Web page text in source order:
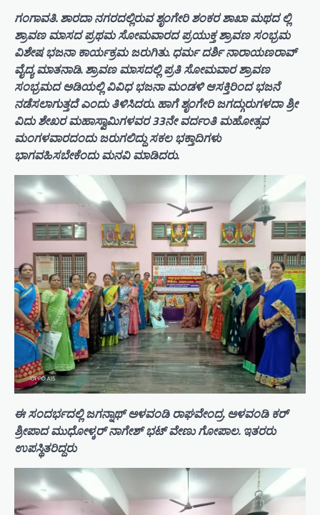
ಗಂಗಾವತಿ. ಶಾರದಾ ನಗರದಲ್ಲಿರುವ ಶೃಂಗೇರಿ ಶಂಕರ ಶಾಖಾ ಮಥದ ಲ್ಲಿ
ಶ್ರಾವಣ ಮಾಸದ ಪ್ರಥಮ ಸೋಮವಾರದ ಪ್ರಯುಕ್ತ ಶ್ರಾವಣ ಸಂಭ್ರಮ
ವಿಶೇಷ ಭಜನಾ ಕಾರ್ಯಕ್ರಮ ಜರುಗಿತು. ಧರ್ಮ ದರ್ಶಿ ನಾರಾಯಣರಾವ್
ವೈದ್ಯ ಮಾತನಾಡಿ. ಶ್ರಾವಣ ಮಾಸದಲ್ಲಿ ಪ್ರತಿ ಸೋಮವಾರ ಶ್ರಾವಣ
ಸಂಭ್ರಮದ ಅಡಿಯಲ್ಲಿ ವಿವಿಧ ಭಜನಾ ಮಂಡಳಿ ಆಸಕ್ತಿರಿಂದ ಭಜನೆ
ನಡೆಸಲಾಗುತ್ತದೆ ಎಂದು ತಿಳಿಸಿದರು. ಹಾಗೆ ಶೃಂಗೇರಿ ಜಗದ್ಗುರುಗಳದಾ ಶ್ರೀ
ವಿದು ಶೇಖರ ಮಹಾಸ್ವಾಮಿಗಳವರ 33ನೇ ವರ್ದಂತಿ ಮಹೋತ್ಸವ
ಮಂಗಳವಾರದಂದು ಜರುಗಲಿದ್ದು ಸಕಲ ಭಕ್ತಾದಿಗಳು
ಭಾಗವಹಿಸಬೇಕೆಂದು ಮನವಿ ಮಾಡಿದರು.
ಈ ಸಂದರ್ಭದಲ್ಲಿ ಜಗನ್ನಾಥ್ ಅಳವಂಡಿ ರಾಘವೇಂದ್ರ. ಅಳವಂಡಿ ಕರ್
ಶ್ರೀಪಾದ ಮುಧೋಳ್ಕರ್ ನಾಗೇಶ್ ಭಟ್ ವೇಣು ಗೋಪಾಲ. ಇತರರು
ಉಪಸ್ಥಿತರಿದ್ದರು